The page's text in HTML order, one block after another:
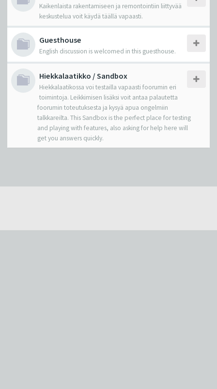
Kaikenlaista rakentamiseen ja remontointiin liittyvää
keskustelua voit käydä täällä vapaasti.
Guesthouse
English discussion is welcomed in this guesthouse.
Hiekkalaatikko / Sandbox
Hiekkalaatikossa voi testailla vapaasti foorumin eri
toimintoja. Leikkimisen lisäksi voit antaa palautetta
foorumin toteutuksesta ja kysyä apua ongelmiin
talkkareilta. This Sandbox is the perfect place for testing
and playing with features, also asking for help here will
get you answers quickly.